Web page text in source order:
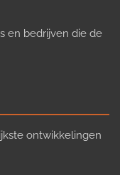
en bedrijven die de
ontwikkelingen